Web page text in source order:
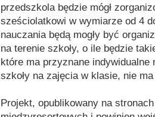
przedszkola będzie mógł
sześciolatkowi w wymiarze od 4
nauczania będą mogły być
na terenie szkoły, o ile będzie
które ma przyznane
szkoły na zajęcia w klasie, nie
Projekt, opublikowany na